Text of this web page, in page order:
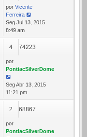
por Vicente
Ferreira
Seg Jul 13, 2015
8:49 am
4 74223
por
PontiacSilverDome
Seg Abr 13, 2015
11:21 pm
2 68867
por
PontiacSilverDome